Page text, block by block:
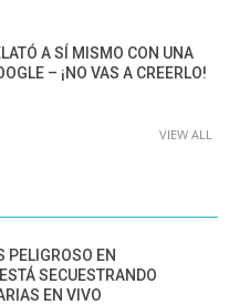
A SÍ MISMO CON UNA
– ¡NO VAS A CREERLO!
VIEW ALL
PELIGROSO EN
SECUESTRANDO
EN VIVO